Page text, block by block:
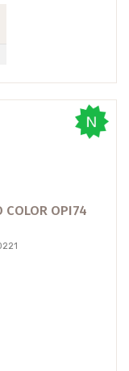
OPI74